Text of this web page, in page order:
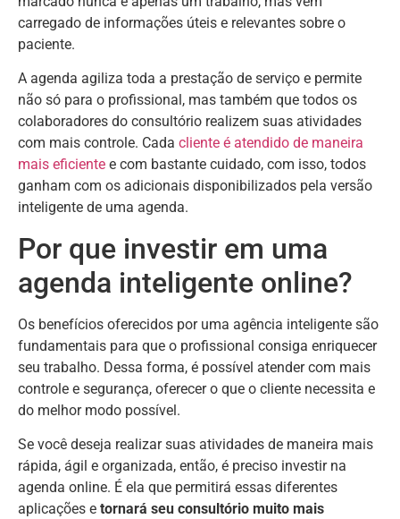
carregado de informações úteis e relevantes sobre o
paciente.
A agenda agiliza toda a prestação de serviço e permite
não só para o profissional, mas também que todos os
colaboradores do consultório realizem suas atividades
com mais controle. Cada cliente é atendido de maneira
mais eficiente e com bastante cuidado, com isso, todos
ganham com os adicionais disponibilizados pela versão
inteligente de uma agenda.
Por que investir em uma
agenda inteligente online?
Os benefícios oferecidos por uma agência inteligente são
fundamentais para que o profissional consiga enriquecer
seu trabalho. Dessa forma, é possível atender com mais
controle e segurança, oferecer o que o cliente necessita e
do melhor modo possível.
Se você deseja realizar suas atividades de maneira mais
rápida, ágil e organizada, então, é preciso investir na
agenda online. É ela que permitirá essas diferentes
aplicações e tornará seu consultório muito mais